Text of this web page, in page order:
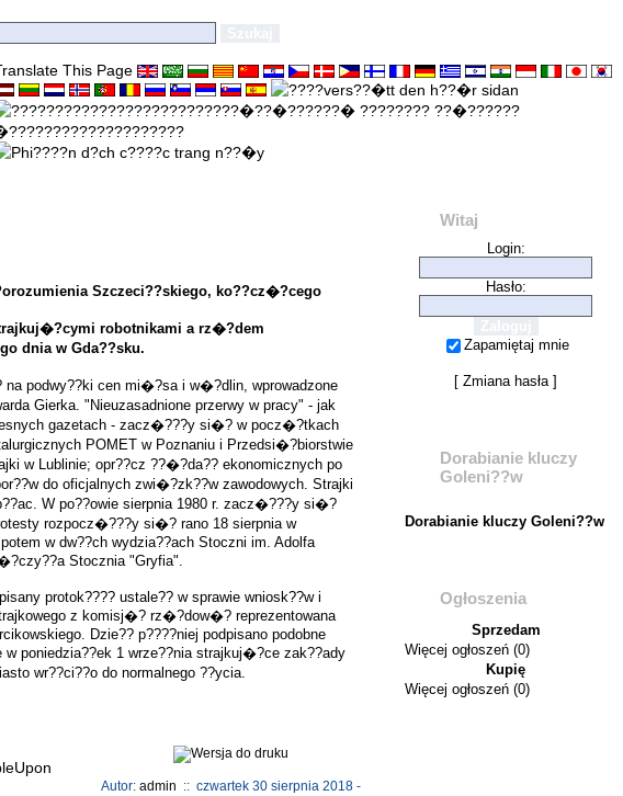
This Page
Szczeci??skiego, ko??cz�?cego
robotnikami a rz�?dem
dnia w Gda??sku.
podwy??ki cen mi�?sa i w�?dlin, wprowadzone
Gierka. "Nieuzasadnione przerwy w pracy" - jak
gazetach - zacz�???y si�? w pocz�?tkach
POMET w Poznaniu i Przedsi�?biorstwie
w Lublinie; opr??cz ??�?da?? ekonomicznych po
do oficjalnych zwi�?zk??w zawodowych. Strajki
W po??owie sierpnia 1980 r. zacz�???y si�?
rozpocz�???y si�? rano 18 sierpnia w
w dw??ch wydzia??ach Stoczni im. Adolfa
Stocznia "Gryfia".
protok???? ustale?? w sprawie wniosk??w i
z komisj�? rz�?dow�? reprezentowana
Dzie?? p????niej podpisano podobne
w poniedzia??ek 1 wrze??nia strajkuj�?ce zak??ady
wr??ci??o do normalnego ??ycia.
Autor: admin :: czwartek 30 sierpnia 2018 -
Witaj
Login:
Hasło:
Zapamiętaj mnie
[ Zmiana hasła]
Dorabianie kluczy
Goleni??w
Dorabianie kluczy Goleni??w
Ogłoszenia
Sprzedam
Więcej ogłoszeń (0)
Kupię
Więcej ogłoszeń (0)